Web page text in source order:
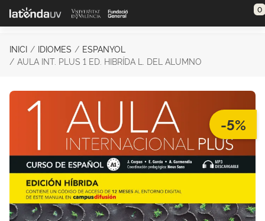
Saltar al contenido principal 0
INICI IDIOMES
ESPANYOL
AULA INT. PLUS 1 ED. HIBRÍDA L. DEL ALUMNO
-5%